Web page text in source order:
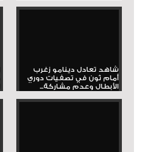
شاهد تعادل دينامو زغرب
أمام ثون في تصفيات دوري
الأبطال وعدم مشاركة...